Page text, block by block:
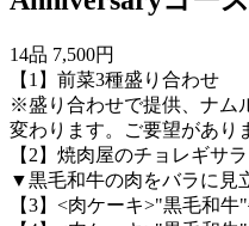
14品 7,500円
【1】前菜3種盛り合わせ
※盛り合わせで提供、ナム
変わります。ご要望があり
【2】焼肉屋のチョレギサ
▼黒毛和牛の肉をバラに見
【3】<肉ケーキ>"黒毛和牛